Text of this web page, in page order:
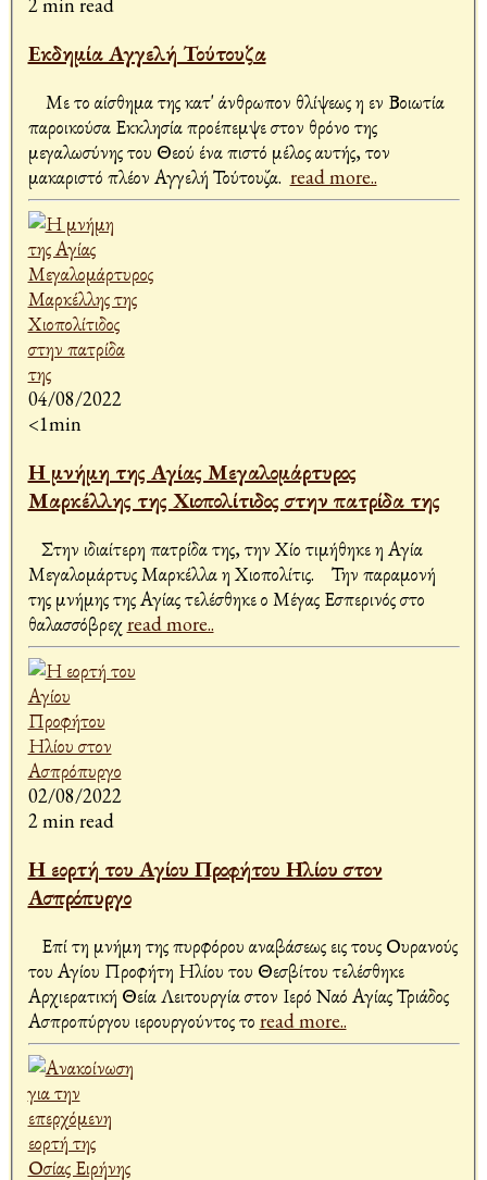
2 min read
Εκδημία Αγγελή Τούτουζα
Με το αίσθημα της κατ' άνθρωπον θλίψεως η εν Βοιωτία
παροικούσα Εκκλησία προέπεμψε στον θρόνο της
μεγαλωσύνης του Θεού ένα πιστό μέλος αυτής, τον
μακαριστό πλέον Αγγελή Τούτουζα. read more..
04/08/2022
<1min
Η μνήμη της Αγίας Μεγαλομάρτυρος
Μαρκέλλης της Χιοπολίτιδος στην πατρίδα της
Στην ιδιαίτερη πατρίδα της, την Χίο τιμήθηκε η Αγία
Μεγαλομάρτυς Μαρκέλλα η Χιοπολίτις. Την παραμονή
της μνήμης της Αγίας τελέσθηκε ο Μέγας Εσπερινός στο
θαλασσόβρεχread more..
02/08/2022
2 min read
Η εορτή του Αγίου Προφήτου Ηλίου στον
Ασπρόπυργο
Επί τη μνήμη της πυρφόρου αναβάσεως εις τους Ουρανούς
του Αγίου Προφήτη Ηλίου του Θεσβίτου τελέσθηκε
Αρχιερατική Θεία Λειτουργία στον Ιερό Ναό Αγίας Τριάδος
Ασπροπύργου ιερουργούντος το read more..